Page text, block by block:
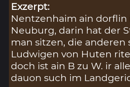
Exzerpt:
Nentzenhaim ain
Neuburg, darin hat der
man sitzen, die anderen
Ludwigen von Huten
doch ist ain B zu W. ir
dauon such im